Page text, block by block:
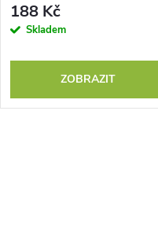
188 Kč
Skladem
ZOBRAZIT